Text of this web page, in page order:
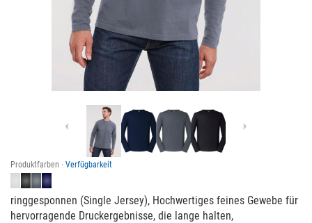
Previous
Produktfarben · Verfügbarkeit
ringgesponnen (Single Jersey), Hochwertiges feines Gewebe für
hervorragende Druckergebnisse, die lange halten,